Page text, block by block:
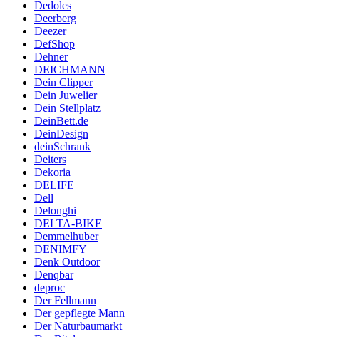
Dedoles
Deerberg
Deezer
DefShop
Dehner
DEICHMANN
Dein Clipper
Dein Juwelier
Dein Stellplatz
DeinBett.de
DeinDesign
deinSchrank
Deiters
Dekoria
DELIFE
Dell
Delonghi
DELTA-BIKE
Demmelhuber
DENIMFY
Denk Outdoor
Denqbar
deproc
Der Fellmann
Der gepflegte Mann
Der Naturbaumarkt